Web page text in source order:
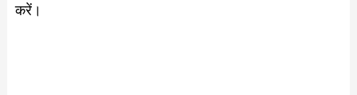
करें।